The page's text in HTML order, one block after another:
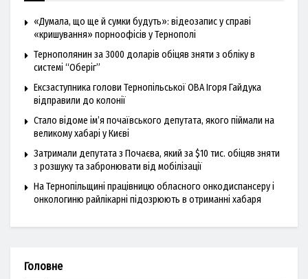
«Думала, що ще й сумки будуть»: відеозапис у справі
«кришування» порноофісів у Тернополі
Тернополянин за 3000 доларів обіцяв зняти з обліку в
системі “Оберіг”
Ексзаступника голови Тернопільської ОВА Ігоря Гайдука
відправили до колонії
Стало відоме ім’я почаївського депутата, якого піймали на
великому хабарі у Києві
Затримали депутата з Почаєва, який за $10 тис. обіцяв зняти
з розшуку та забронювати від мобілізації
На Тернопільщині працівницю обласного онкодиспансеру і
онкологиню райлікарні підозрюють в отриманні хабаря
Головне